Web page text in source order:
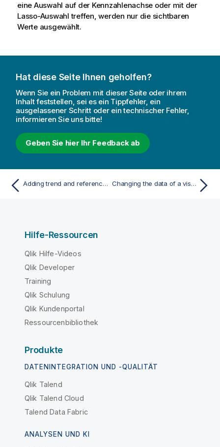
eine Auswahl auf der Kennzahlenachse oder mit der
Lasso-Auswahl treffen, werden nur die sichtbaren
Werte ausgewählt.
Hat diese Seite Ihnen geholfen?
Wenn Sie ein Problem mit dieser Seite oder ihrem
Inhalt feststellen, sei es ein Tippfehler, ein
ausgelassener Schritt oder ein technischer Fehler,
informieren Sie uns bitte!
Geben Sie hier Ihr Feedback ab
Adding trend and reference lines to visualizations Changing the data of a visualization
Hilfe-Ressourcen
Qlik Hilfe-Videos
Qlik Developer
Training
Qlik Schulung
Qlik Kundenportal
Ressourcenbibliothek
Produkte
DATENINTEGRATION UND -QUALITÄT
Qlik Talend
Qlik Talend Cloud
Talend Data Fabric
ANALYSEN UND KI